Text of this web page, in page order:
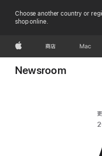
Choose another country or
shop online.
Apple 商店 Mac
Newsroom